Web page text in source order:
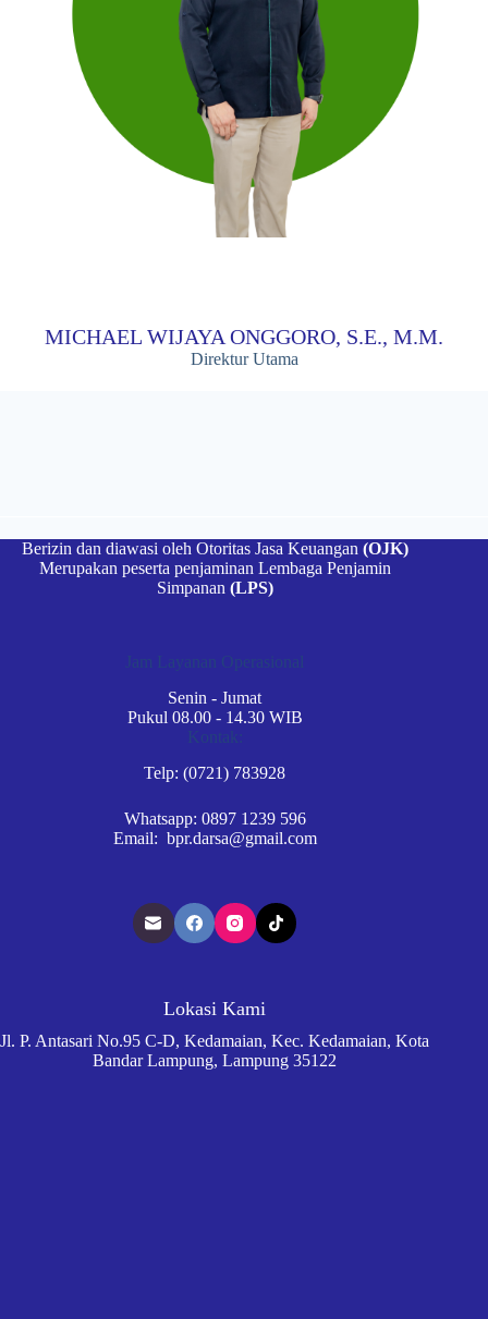
MICHAEL WIJAYA ONGGORO, S.E., M.M.
Direktur Utama
Berizin dan diawasi oleh Otoritas Jasa Keuangan (OJK)
Merupakan peserta penjaminan Lembaga Penjamin
Simpanan (LPS)
Jam Layanan Operasional
Senin - Jumat
Pukul 08.00 - 14.30 WIB
Kontak:
Telp: (0721) 783928
Whatsapp: 0897 1239 596
Email: bpr.darsa@gmail.com
Lokasi Kami
Jl. P. Antasari No.95 C-D, Kedamaian, Kec. Kedamaian, Kota
Bandar Lampung, Lampung 35122